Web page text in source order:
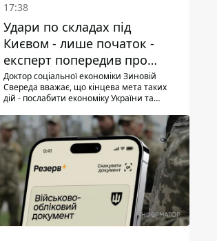
17:38
Удари по складах під
Києвом - лише початок -
експерт попередив про
нову загрозу
Доктор соціальної економіки Зиновій
Свереда вважає, що кінцева мета таких
дій - послабити економіку України та
регіони